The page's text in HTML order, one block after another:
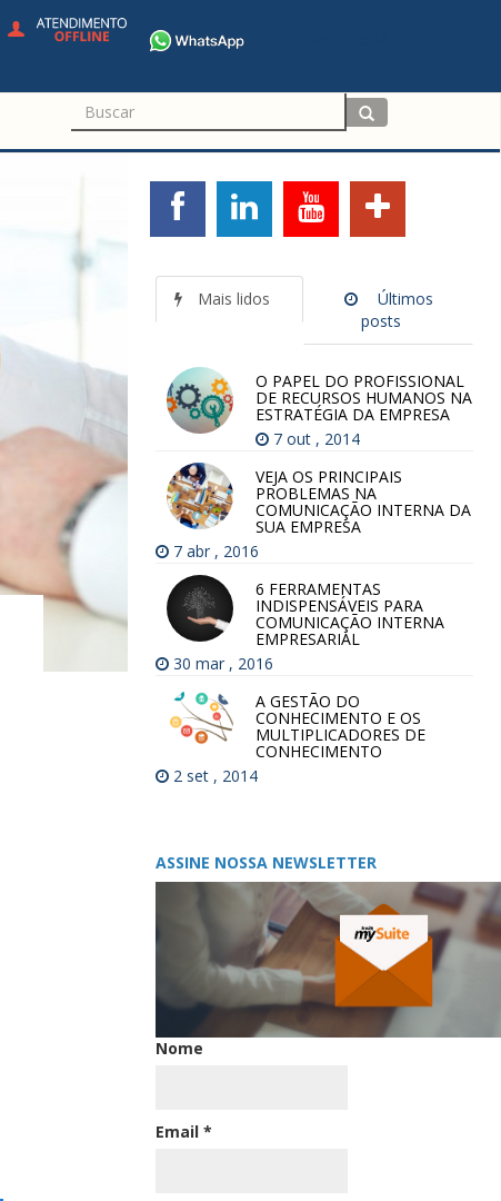
Mais lidos
Últimos
posts
O PAPEL DO PROFISSIONAL
DE RECURSOS HUMANOS NA
ESTRATÉGIA DA EMPRESA
7 out , 2014
VEJA OS PRINCIPAIS
PROBLEMAS NA
COMUNICAÇÃO INTERNA DA
SUA EMPRESA
7 abr , 2016
6 FERRAMENTAS
INDISPENSÁVEIS PARA
COMUNICAÇÃO INTERNA
EMPRESARIAL
30 mar , 2016
A GESTÃO DO
CONHECIMENTO E OS
MULTIPLICADORES DE
CONHECIMENTO
2 set , 2014
ASSINE NOSSA NEWSLETTER
Nome
Email *